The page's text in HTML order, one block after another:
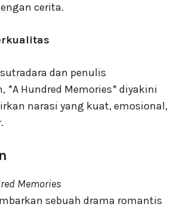
cerita.
dan penulis
*A Hundred Memories* diyakini
narasi yang kuat, emosional,
Memories
sebuah drama romantis